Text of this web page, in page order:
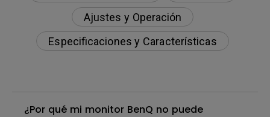
Ajustes y Operación
Especificaciones y Características
¿Por qué mi monitor BenQ no puede